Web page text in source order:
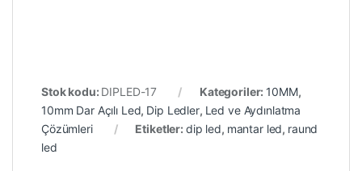
Stok kodu: DIPLED-17 Kategoriler: 10MM,
10mm Dar Açılı Led, Dip Ledler, Led ve Aydınlatma
Çözümleri
Etiketler: dip led, mantar led, raund
led